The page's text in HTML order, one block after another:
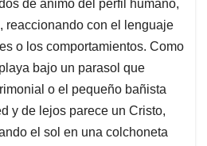
de ánimo del perfil humano,
reaccionando con el lenguaje
o los comportamientos. Como
bajo un parasol que
o el pequeño bañista
y de lejos parece un Cristo,
el sol en una colchoneta